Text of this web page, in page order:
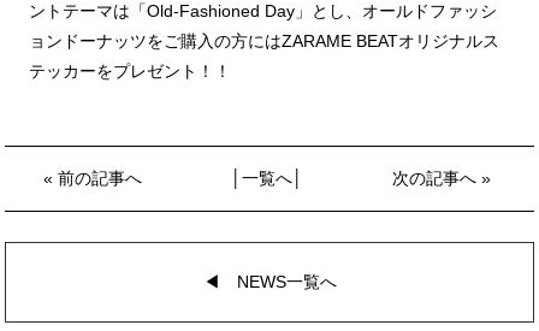
ントテーマは「Old-Fashioned Day」とし、オールドファッシ
ョンドーナッツをご購入の方にはZARAME BEATオリジナルス
テッカーをプレゼント！！
« 前の記事へ 一覧へ│ 次の記事へ»
◀︎ NEWS一覧へ